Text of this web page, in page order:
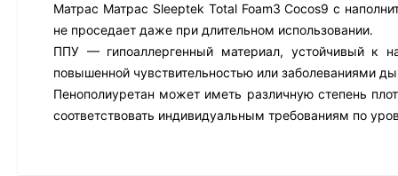
Матрас Матрас Sleeptek Total Foam3 Cocos9 с
не проседает даже при длительном использовании.
ППУ — гипоаллергенный материал, устойчивый к
повышенной чувствительностью или заболеваниями
Пенополиуретан может иметь различную степень
соответствовать индивидуальным требованиям по